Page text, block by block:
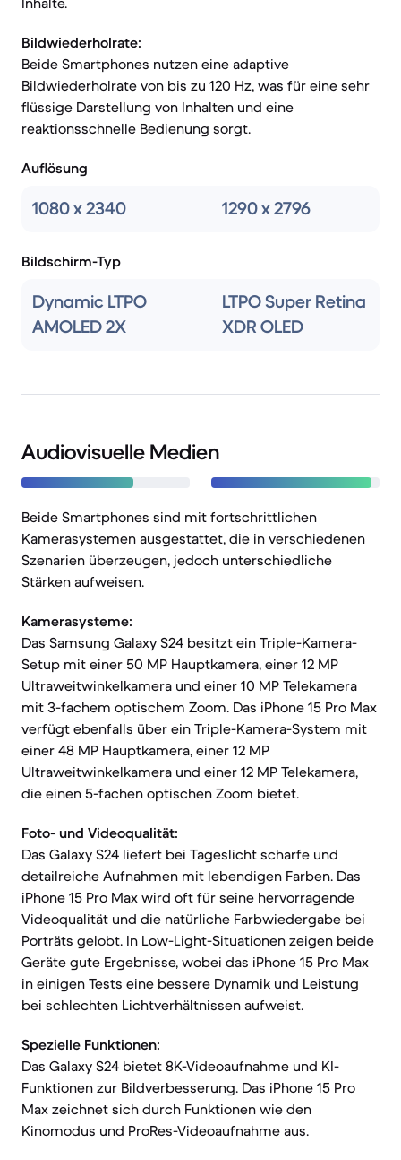
Bildwiederholrate:
Beide Smartphones nutzen eine adaptive
Bildwiederholrate von bis zu 120 Hz, was für eine sehr
flüssige Darstellung von Inhalten und eine
reaktionsschnelle Bedienung sorgt.
Auflösung
1080 x 2340 1290 x 2796
Bildschirm-Typ
Dynamic LTPO
AMOLED 2X
LTPO Super Retina
XDR OLED
Audiovisuelle Medien
Beide Smartphones sind mit fortschrittlichen
Kamerasystemen ausgestattet, die in verschiedenen
Szenarien überzeugen, jedoch unterschiedliche
Stärken aufweisen.
Kamerasysteme:
Das Samsung Galaxy S24 besitzt ein Triple-Kamera-
Setup mit einer 50 MP Hauptkamera, einer 12 MP
Ultraweitwinkelkamera und einer 10 MP Telekamera
mit 3-fachem optischem Zoom. Das iPhone 15 Pro Max
verfügt ebenfalls über ein Triple-Kamera-System mit
einer 48 MP Hauptkamera, einer 12 MP
Ultraweitwinkelkamera und einer 12 MP Telekamera,
die einen 5-fachen optischen Zoom bietet.
Foto- und Videoqualität:
Das Galaxy S24 liefert bei Tageslicht scharfe und
detailreiche Aufnahmen mit lebendigen Farben. Das
iPhone 15 Pro Max wird oft für seine hervorragende
Videoqualität und die natürliche Farbwiedergabe bei
Porträts gelobt. In Low-Light-Situationen zeigen beide
Geräte gute Ergebnisse, wobei das iPhone 15 Pro Max
in einigen Tests eine bessere Dynamik und Leistung
bei schlechten Lichtverhältnissen aufweist.
Spezielle Funktionen:
Das Galaxy S24 bietet 8K-Videoaufnahme und KI-
Funktionen zur Bildverbesserung. Das iPhone 15 Pro
Max zeichnet sich durch Funktionen wie den
Kinomodus und ProRes-Videoaufnahme aus.